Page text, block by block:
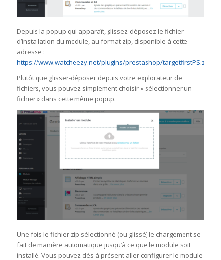
Depuis la popup qui apparaît, glissez-déposez le fichier
d’installation du module, au format zip, disponible à cette
adresse :
https://www.watcheezy.net/plugins/prestashop/targetfirstPS.zip
Plutôt que glisser-déposer depuis votre explorateur de
fichiers, vous pouvez simplement choisir « sélectionner un
fichier » dans cette même popup.
Une fois le fichier zip sélectionné (ou glissé) le chargement se
fait de manière automatique jusqu’à ce que le module soit
installé. Vous pouvez dès à présent aller configurer le module